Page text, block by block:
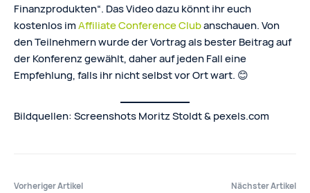
Finanzprodukten“. Das Video dazu könnt ihr euch
kostenlos imAffiliate Conference Clubanschauen. Von
den Teilnehmern wurde der Vortrag als bester Beitrag auf
der Konferenz gewählt, daher auf jeden Fall eine
Empfehlung, falls ihr nicht selbst vor Ort wart. 😊
Bildquellen: Screenshots Moritz Stoldt & pexels.com
Vorheriger Artikel Nächster Artikel